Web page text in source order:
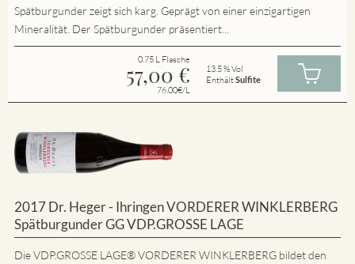
Spätburgunder zeigt sich karg. Geprägt von einer einzigartigen
Mineralität. Der Spätburgunder präsentiert...
0.75 L Flasche
57,00 €
76.00€/L
13.5 % Vol
EnthältSulfite
2017 Dr. Heger - Ihringen VORDERER WINKLERBERG
Spätburgunder GG VDP.GROSSE LAGE
Die VDP.GROSSE LAGE® VORDERER WINKLERBERG bildet den